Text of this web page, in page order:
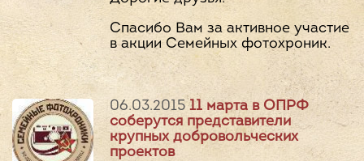
Спасибо Вам за активное участие
в акции Семейных фотохроник.
06.03.2015 11 марта в ОПРФ
соберутся представители
крупных добровольческих
проектов